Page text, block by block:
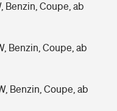
Benzin, Coupe, ab
Benzin, Coupe, ab
Benzin, Coupe, ab